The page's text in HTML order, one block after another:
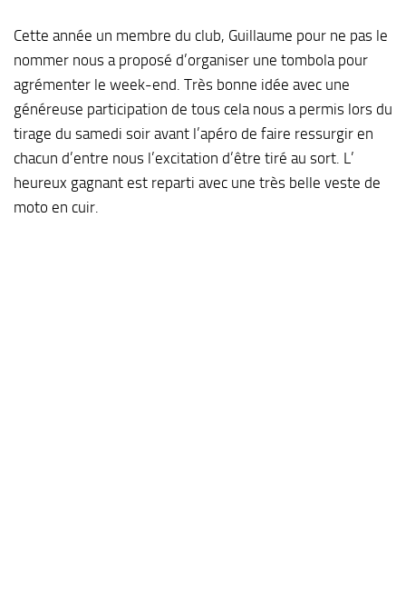
Cette année un membre du club, Guillaume pour ne pas le
nommer nous a proposé d’organiser une tombola pour
agrémenter le week-end. Très bonne idée avec une
généreuse participation de tous cela nous a permis lors du
tirage du samedi soir avant l’apéro de faire ressurgir en
chacun d’entre nous l’excitation d’être tiré au sort. L’
heureux gagnant est reparti avec une très belle veste de
moto en cuir.